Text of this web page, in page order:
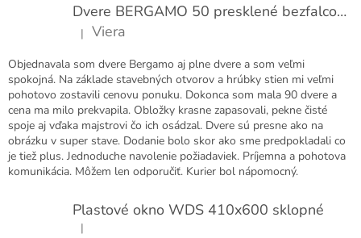
Dvere BERGAMO 50 presklené bezfalcové EXTRA
Hodnotenie produktu je 5 z 5 hviezdičiek.
| Viera
Objednavala som dvere Bergamo aj plne dvere a som veľmi
spokojná. Na základe stavebných otvorov a hrúbky stien mi veľmi
pohotovo zostavili cenovu ponuku. Dokonca som mala 90 dvere a
cena ma milo prekvapila. Obložky krasne zapasovali, pekne čisté
spoje aj vďaka majstrovi čo ich osádzal. Dvere sú presne ako na
obrázku v super stave. Dodanie bolo skor ako sme predpokladali co
je tiež plus. Jednoduche navolenie požiadaviek. Príjemna a pohotova
komunikácia. Môžem len odporučiť. Kurier bol nápomocný.
Plastové okno WDS 410x600 sklopné
Hodnotenie produktu je 5 z 5 hviezdičiek.
|